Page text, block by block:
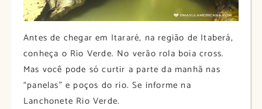
Antes de chegar em Itararé, na região de Itaberá,
conheça o Rio Verde. No verão rola boia cross.
Mas você pode só curtir a parte da manhã nas
“panelas” e poços do rio. Se informe na
Lanchonete Rio Verde.